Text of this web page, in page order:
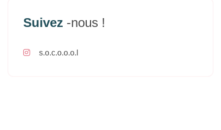
Suivez -nous !
s.o.c.o.o.o.l